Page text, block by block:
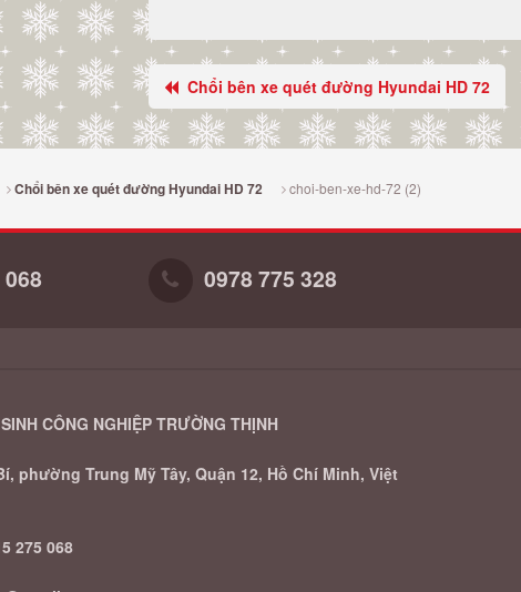
Chổi bên xe quét đường Hyundai HD 72
Chổi bên xe quét đường Hyundai HD 72 choi-ben-xe-hd-72 (2)
0978 775 328
CÔNG NGHIỆP TRƯỜNG THỊNH
phường Trung Mỹ Tây, Quận 12, Hồ Chí Minh, Việt
275 068